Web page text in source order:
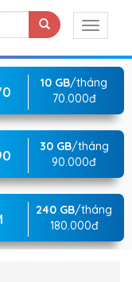
10 GB/tháng
70.000đ
30 GB/tháng
90.000đ
240 GB/tháng
180.000đ